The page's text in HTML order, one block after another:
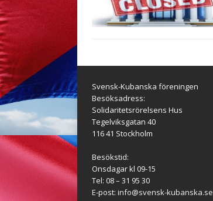
Svensk-Kubanska föreningen
Besöksadress:
Solidaritetsrörelsens Hus
Tegelviksgatan 40
116 41 Stockholm
Besökstid:
Onsdagar kl 09-15
Tel: 08 – 31 95 30
E-post: info@svensk-kubanska.se